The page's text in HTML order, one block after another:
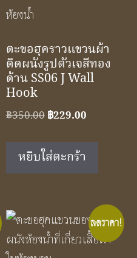
ตะขอฮุคราวแขวนผ้า
ติดผนังรูปตัวเจสีทอง
ด้าน SS06 J Wall
Hook
฿350.00 Original
was:
฿350.00.
฿229.00Current
หยิบใส่ตะกร้า
ลดราคา!